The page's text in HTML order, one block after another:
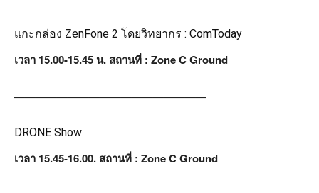
แกะกล่อง ZenFone 2 โดยวิทยากร : ComToday
เวลา 15.00-15.45 น. สถานที่ : Zone C Ground
——————————————————
DRONE Show
เวลา 15.45-16.00. สถานที่ : Zone C Ground